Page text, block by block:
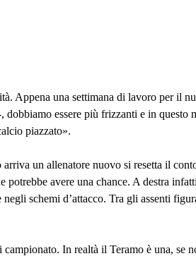
Appena una settimana di lavoro per il
essere più frizzanti e in questo
piazzato».
un allenatore nuovo si resetta il
avere una chance. A destra
schemi d’attacco. Tra gli assenti
In realtà il Teramo è una, se